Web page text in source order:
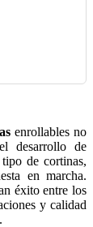
enrollables no
desarrollo de
de cortinas,
en marcha.
éxito entre los
y calidad